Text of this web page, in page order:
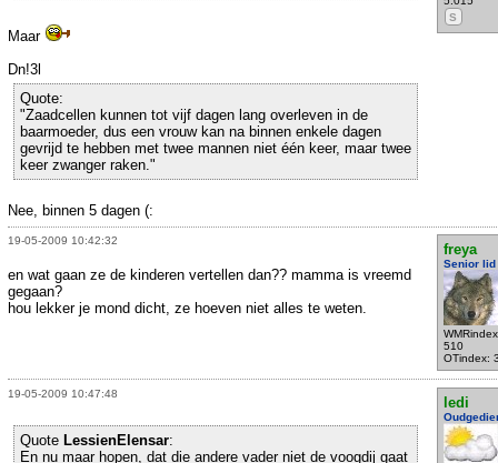
S
Maar
Dn!3l
Quote:
"Zaadcellen kunnen tot vijf dagen lang overleven in de
baarmoeder, dus een vrouw kan na binnen enkele dagen
gevrijd te hebben met twee mannen niet één keer, maar twee
keer zwanger raken."
Nee, binnen 5 dagen (:
19-05-2009 10:42:32
freya
Senior lid
510
OTindex:
en wat gaan ze de kinderen vertellen dan?? mamma is vreemd
gegaan?
hou lekker je mond dicht, ze hoeven niet alles te weten.
19-05-2009 10:47:48
ledi
Quote LessienElensar:
En nu maar hopen, dat die andere vader niet de voogdij gaat